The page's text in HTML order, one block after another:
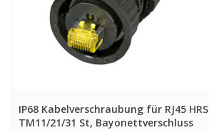
IP68 Kabelverschraubung für RJ45 HRS
TM11/21/31 St, Bayonettverschluss